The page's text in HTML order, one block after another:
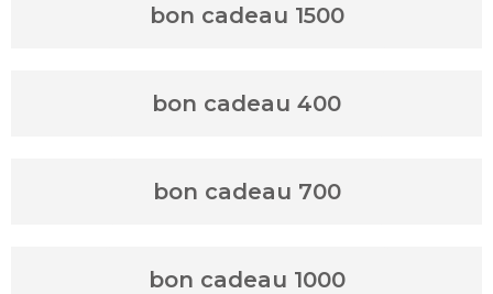
bon cadeau 1500
bon cadeau 400
bon cadeau 700
bon cadeau 1000